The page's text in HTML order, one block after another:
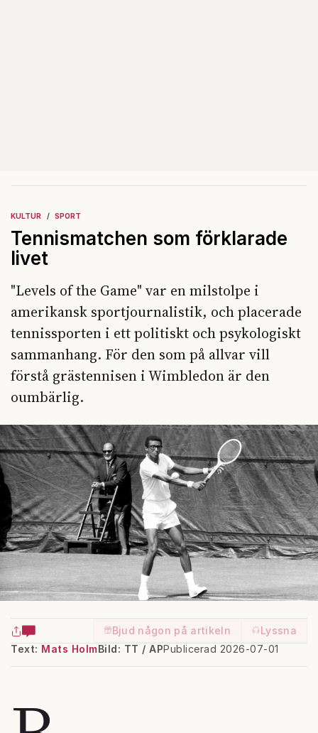
KULTUR SPORT
Tennismatchen som förklarade
livet
"Levels of the Game" var en milstolpe i
amerikansk sportjournalistik, och placerade
tennissporten i ett politiskt och psykologiskt
sammanhang. För den som på allvar vill
förstå grästennisen i Wimbledon är den
oumbärlig.
Bjud någon på artikeln
Lyssna
Text: Mats Holm Publicerad 2026-07-01
Bild: TT / AP